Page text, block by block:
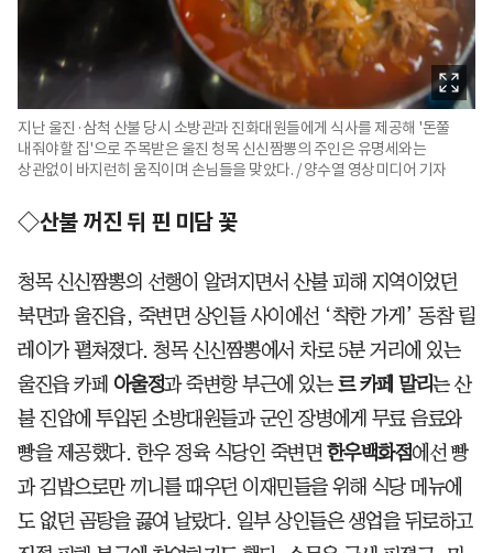
지난 울진·삼척 산불 당시 소방관과 진화대원들에게 식사를 제공해 '돈쭐
내줘야할 집'으로 주목받은 울진 청목 신신짬뽕의 주인은 유명세와는
상관없이 바지런히 움직이며 손님들을 맞았다. / 양수열 영상미디어 기자
◇산불 꺼진 뒤 핀 미담 꽃
청목 신신짬뽕의 선행이 알려지면서 산불 피해 지역이었던
북면과 울진읍, 죽변면 상인들 사이에선 ‘착한 가게’ 동참 릴
레이가 펼쳐졌다. 청목 신신짬뽕에서 차로 5분 거리에 있는
울진읍 카페 아울정과 죽변항 부근에 있는 르 카페 말리는 산
불 진압에 투입된 소방대원들과 군인 장병에게 무료 음료와
빵을 제공했다. 한우 정육 식당인 죽변면 한우백화점에선 빵
과 김밥으로만 끼니를 때우던 이재민들을 위해 식당 메뉴에
도 없던 곰탕을 끓여 날랐다. 일부 상인들은 생업을 뒤로하고